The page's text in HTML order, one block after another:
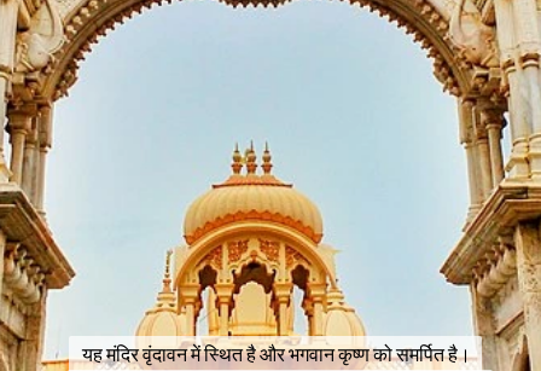
यह मंदिर वृंदावन में स्थित है और भगवान कृष्ण को समर्पित है।
यह मंदिर वृंदावन में स्थित है और भगवान कृष्ण को समर्पित है।